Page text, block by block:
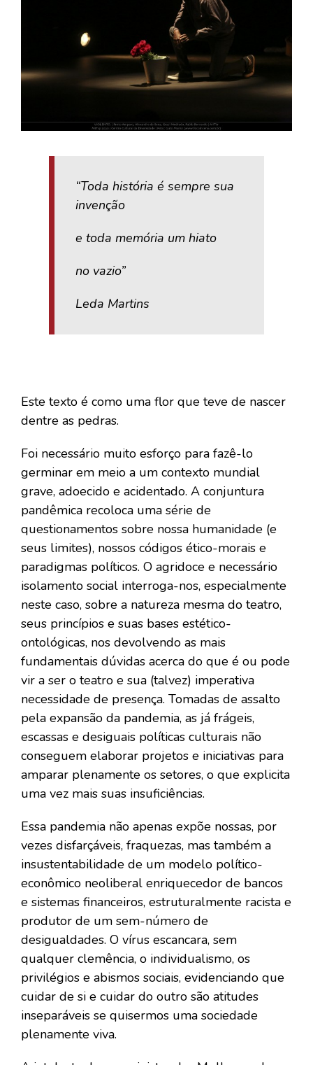
“Toda história é sempre sua
invenção
e toda memória um hiato
no vazio”
Leda Martins
Este texto é como uma flor que teve de nascer
dentre as pedras.
Foi necessário muito esforço para fazê-lo
germinar em meio a um contexto mundial
grave, adoecido e acidentado. A conjuntura
pandêmica recoloca uma série de
questionamentos sobre nossa humanidade (e
seus limites), nossos códigos ético-morais e
paradigmas políticos. O agridoce e necessário
isolamento social interroga-nos, especialmente
neste caso, sobre a natureza mesma do teatro,
seus princípios e suas bases estético-
ontológicas, nos devolvendo as mais
fundamentais dúvidas acerca do que é ou pode
vir a ser o teatro e sua (talvez) imperativa
necessidade de presença. Tomadas de assalto
pela expansão da pandemia, as já frágeis,
escassas e desiguais políticas culturais não
conseguem elaborar projetos e iniciativas para
amparar plenamente os setores, o que explicita
uma vez mais suas insuficiências.
Essa pandemia não apenas expõe nossas, por
vezes disfarçáveis, fraquezas, mas também a
insustentabilidade de um modelo político-
econômico neoliberal enriquecedor de bancos
e sistemas financeiros, estruturalmente racista e
produtor de um sem-número de
desigualdades. O vírus escancara, sem
qualquer clemência, o individualismo, os
privilégios e abismos sociais, evidenciando que
cuidar de si e cuidar do outro são atitudes
inseparáveis se quisermos uma sociedade
plenamente viva.